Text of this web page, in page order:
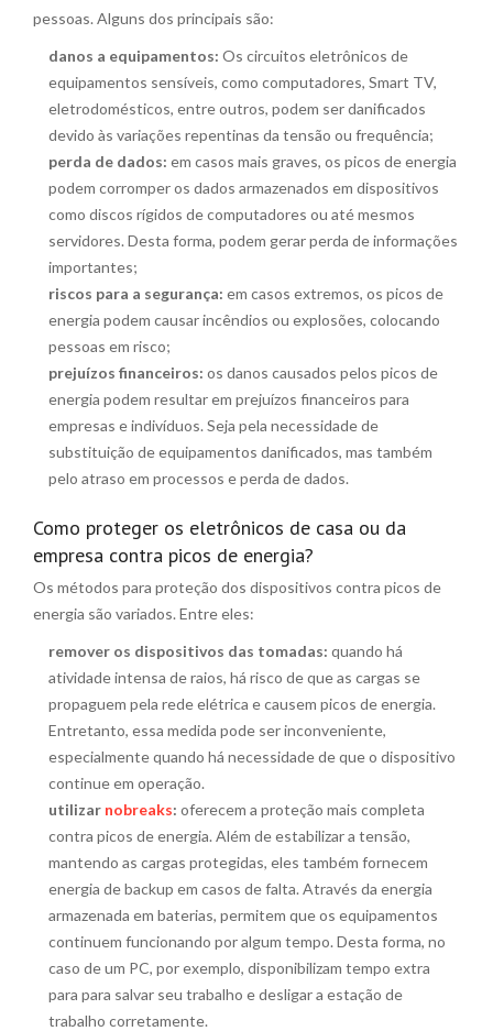
pessoas. Alguns dos principais são:
danos a equipamentos: Os circuitos eletrônicos de
equipamentos sensíveis, como computadores, Smart TV,
eletrodomésticos, entre outros, podem ser danificados
devido às variações repentinas da tensão ou frequência;
perda de dados: em casos mais graves, os picos de energia
podem corromper os dados armazenados em dispositivos
como discos rígidos de computadores ou até mesmos
servidores. Desta forma, podem gerar perda de informações
importantes;
riscos para a segurança: em casos extremos, os picos de
energia podem causar incêndios ou explosões, colocando
pessoas em risco;
prejuízos financeiros: os danos causados pelos picos de
energia podem resultar em prejuízos financeiros para
empresas e indivíduos. Seja pela necessidade de
substituição de equipamentos danificados, mas também
pelo atraso em processos e perda de dados.
Como proteger os eletrônicos de casa ou da
empresa contra picos de energia?
Os métodos para proteção dos dispositivos contra picos de
energia são variados. Entre eles:
remover os dispositivos das tomadas: quando há
atividade intensa de raios, há risco de que as cargas se
propaguem pela rede elétrica e causem picos de energia.
Entretanto, essa medida pode ser inconveniente,
especialmente quando há necessidade de que o dispositivo
continue em operação.
utilizar nobreaks: oferecem a proteção mais completa
contra picos de energia. Além de estabilizar a tensão,
mantendo as cargas protegidas, eles também fornecem
energia de backup em casos de falta. Através da energia
armazenada em baterias, permitem que os equipamentos
continuem funcionando por algum tempo. Desta forma, no
caso de um PC, por exemplo, disponibilizam tempo extra
para para salvar seu trabalho e desligar a estação de
trabalho corretamente.